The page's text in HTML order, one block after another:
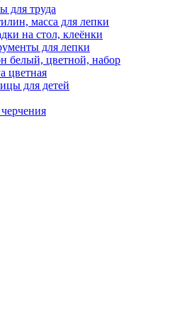
для труда
масса для лепки
на стол, клеёнки
для лепки
белый, цветной, набор
цветная
для детей